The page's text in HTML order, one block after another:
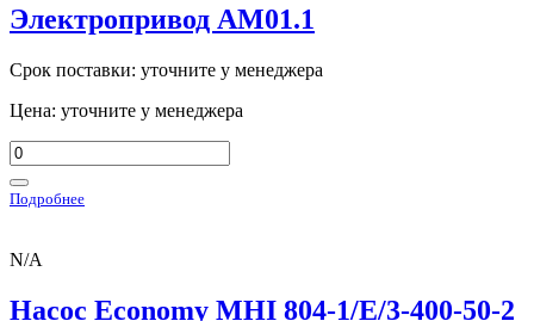
Электропривод AM01.1
Срок поставки: уточните у менеджера
Цена: уточните у менеджера
Подробнее
N/A
Насос Economy MHI 804-1/E/3-400-50-2